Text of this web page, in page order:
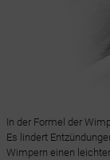
In der Formel der
Es lindert
Wimpern einen